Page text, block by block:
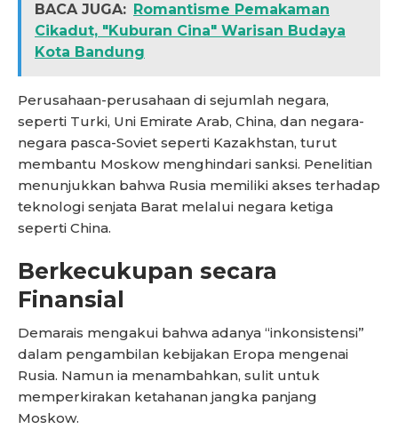
BACA JUGA: Romantisme Pemakaman
Cikadut, "Kuburan Cina" Warisan Budaya
Kota Bandung
Perusahaan-perusahaan di sejumlah negara,
seperti Turki, Uni Emirate Arab, China, dan negara-
negara pasca-Soviet seperti Kazakhstan, turut
membantu Moskow menghindari sanksi. Penelitian
menunjukkan bahwa Rusia memiliki akses terhadap
teknologi senjata Barat melalui negara ketiga
seperti China.
Berkecukupan secara
Finansial
Demarais mengakui bahwa adanya “inkonsistensi”
dalam pengambilan kebijakan Eropa mengenai
Rusia. Namun ia menambahkan, sulit untuk
memperkirakan ketahanan jangka panjang
Moskow.